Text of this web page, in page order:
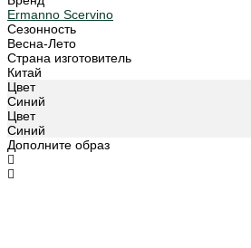
Ermanno Scervino
Сезонность
Весна-Лето
Страна изготовитель
Китай
Цвет
Синий
Цвет
Синий
Дополните образ